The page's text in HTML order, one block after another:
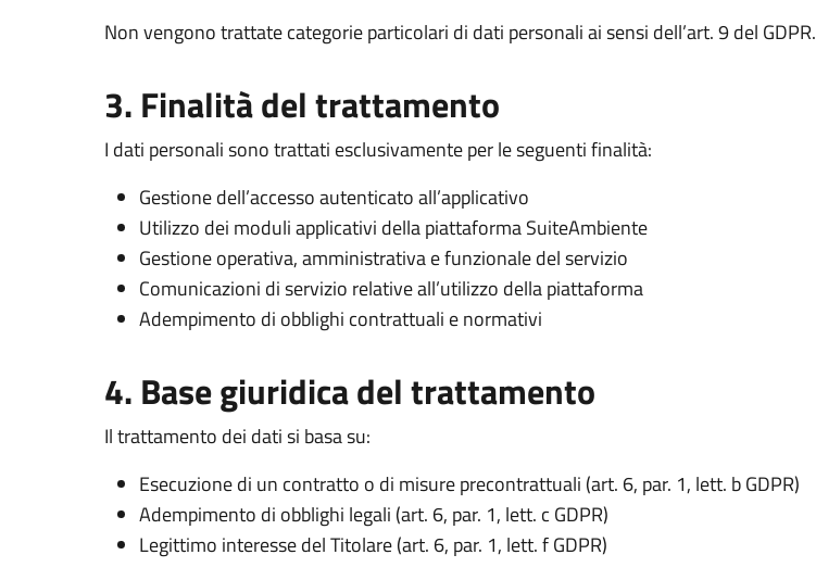
Non vengono trattate categorie particolari di dati personali ai sensi dell’art. 9 del GDPR.
3. Finalità del trattamento
I dati personali sono trattati esclusivamente per le seguenti finalità:
Gestione dell’accesso autenticato all’applicativo
Utilizzo dei moduli applicativi della piattaforma SuiteAmbiente
Gestione operativa, amministrativa e funzionale del servizio
Comunicazioni di servizio relative all’utilizzo della piattaforma
Adempimento di obblighi contrattuali e normativi
4. Base giuridica del trattamento
Il trattamento dei dati si basa su:
Esecuzione di un contratto o di misure precontrattuali (art. 6, par. 1, lett. b GDPR)
Adempimento di obblighi legali (art. 6, par. 1, lett. c GDPR)
Legittimo interesse del Titolare (art. 6, par. 1, lett. f GDPR)